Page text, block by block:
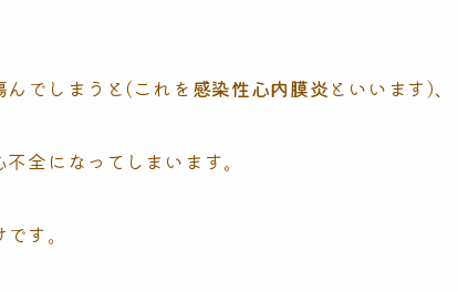
でしまうと(これを 感染性心内膜炎 といいます)、
全になってしまいます。
す。